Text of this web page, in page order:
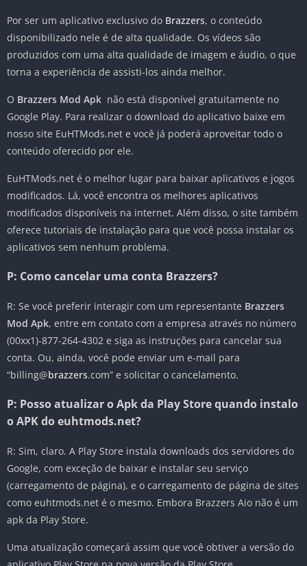
Por ser um aplicativo exclusivo do Brazzers, o conteúdo
disponibilizado nele é de alta qualidade. Os vídeos são
produzidos com uma alta qualidade de imagem e áudio, o que
torna a experiência de assisti-los ainda melhor.
O Brazzers Mod Apk não está disponível gratuitamente no
Google Play. Para realizar o download do aplicativo baixe em
nosso site EuHTMods.net e você já poderá aproveitar todo o
conteúdo oferecido por ele.
EuHTMods.net é o melhor lugar para baixar aplicativos e jogos
modificados. Lá, você encontra os melhores aplicativos
modificados disponíveis na internet. Além disso, o site também
oferece tutoriais de instalação para que você possa instalar os
aplicativos sem nenhum problema.
P: Como cancelar uma conta Brazzers?
R: Se você preferir interagir com um representante Brazzers
Mod Apk, entre em contato com a empresa através no número
(00xx1)-877-264-4302 e siga as instruções para cancelar sua
conta. Ou, ainda, você pode enviar um e-mail para
“billing@brazzers.com” e solicitar o cancelamento.
P: Posso atualizar o Apk da Play Store quando instalo
o APK do euhtmods.net?
R: Sim, claro. A Play Store instala downloads dos servidores do
Google, com exceção de baixar e instalar seu serviço
(carregamento de página), e o carregamento de página de sites
como euhtmods.net é o mesmo. Embora Brazzers Aio não é um
apk da Play Store.
Uma atualização começará assim que você obtiver a versão do